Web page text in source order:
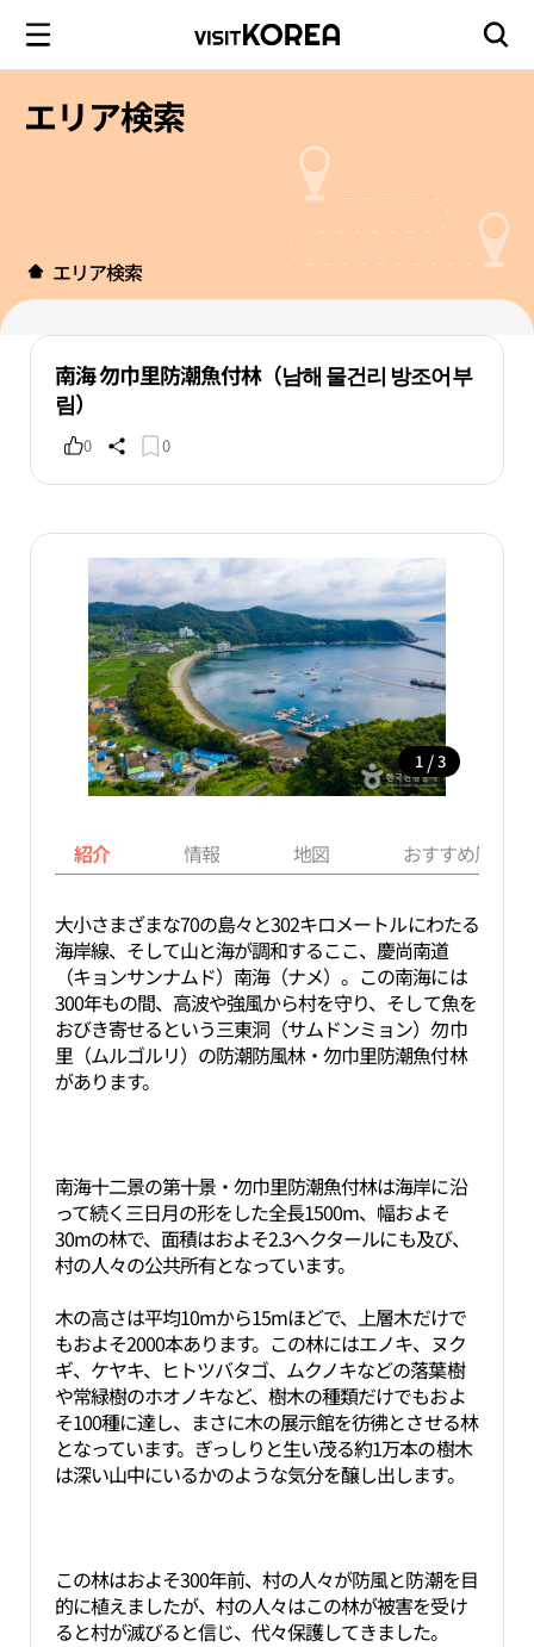
エリア検索
エリア検索
南海 勿巾里防潮魚付林（남해 물건리 방조어부
림）
0 0
1 / 3
紹介 情報 地図 おすすめ周辺
大小さまざまな70の島々と302キロメートルにわたる
海岸線、そして山と海が調和するここ、慶尚南道
（キョンサンナムド）南海（ナメ）。この南海には
300年もの間、高波や強風から村を守り、そして魚を
おびき寄せるという三東洞（サムドンミョン）勿巾
里（ムルゴルリ）の防潮防風林・勿巾里防潮魚付林
があります。
南海十二景の第十景・勿巾里防潮魚付林は海岸に沿
って続く三日月の形をした全長1500m、幅およそ
30mの林で、面積はおよそ2.3ヘクタールにも及び、
村の人々の公共所有となっています。
木の高さは平均10mから15mほどで、上層木だけで
もおよそ2000本あります。この林にはエノキ、ヌク
ギ、ケヤキ、ヒトツバタゴ、ムクノキなどの落葉樹
や常緑樹のホオノキなど、樹木の種類だけでもおよ
そ100種に達し、まさに木の展示館を彷彿とさせる林
となっています。ぎっしりと生い茂る約1万本の樹木
は深い山中にいるかのような気分を醸し出します。
この林はおよそ300年前、村の人々が防風と防潮を目
的に植えましたが、村の人々はこの林が被害を受け
ると村が滅びると信じ、代々保護してきました。